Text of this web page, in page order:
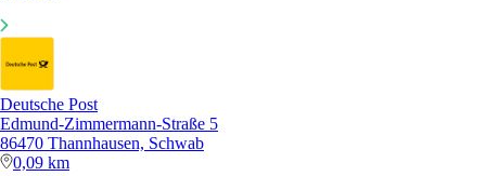
Deutsche Post
Edmund-Zimmermann-Straße 5
86470 Thannhausen, Schwab
0,09 km